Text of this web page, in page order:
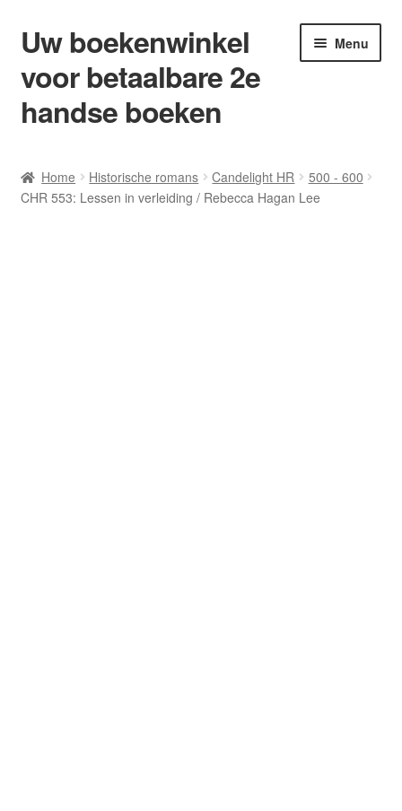
Ga
door
naar
navigatie
Ga
naar
de
inhoud
Uw boekenwinkel
voor betaalbare 2e
handse boeken
Menu
Afrekenen
Home Historische romans Candelight HR
500 - 600
CHR 553: Lessen in verleiding / Rebecca Hagan Lee